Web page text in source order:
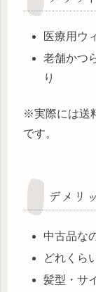
医療用ウ
老舗かつ
り
※実際には送
です。
デメリ
中古品な
どれくら
髪型・サ